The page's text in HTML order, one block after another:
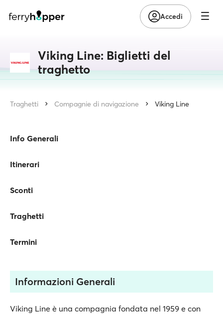
Accedi
Viking Line: Biglietti del
traghetto
Traghetti Compagnie di navigazione Viking Line
Info Generali
Itinerari
Sconti
Traghetti
Termini
Informazioni Generali
Viking Line è una compagnia fondata nel 1959 e con